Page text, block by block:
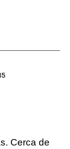
Cerca de